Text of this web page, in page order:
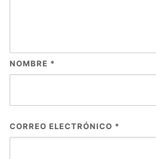
NOMBRE *
CORREO ELECTRÓNICO *